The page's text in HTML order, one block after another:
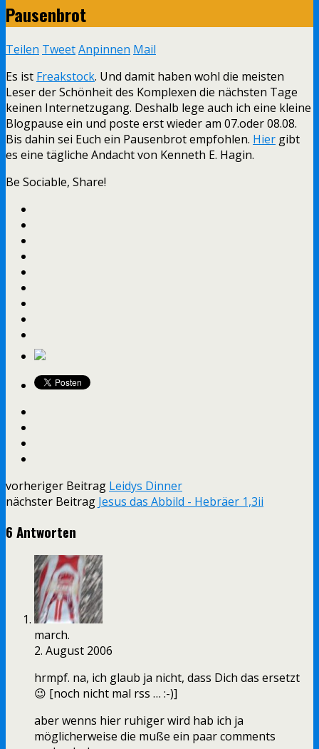
Pausenbrot
Teilen TweetAnpinnen Mail
Es ist Freakstock. Und damit haben wohl die meisten
Leser der Schönheit des Komplexen die nächsten Tage
keinen Internetzugang. Deshalb lege auch ich eine kleine
Blogpause ein und poste erst wieder am 07.oder 08.08.
Bis dahin sei Euch ein Pausenbrot empfohlen. Hier gibt
es eine tägliche Andacht von Kenneth E. Hagin.
Be Sociable, Share!
vorheriger Beitrag Leidys Dinner
nächster Beitrag Jesus das Abbild - Hebräer 1,3ii
6 Antworten
march.
2. August 2006
hrmpf. na, ich glaub ja nicht, dass Dich das ersetzt
😉 [noch nicht mal rss … :-)]
aber wenns hier ruhiger wird hab ich ja
möglicherweise die muße ein paar comments